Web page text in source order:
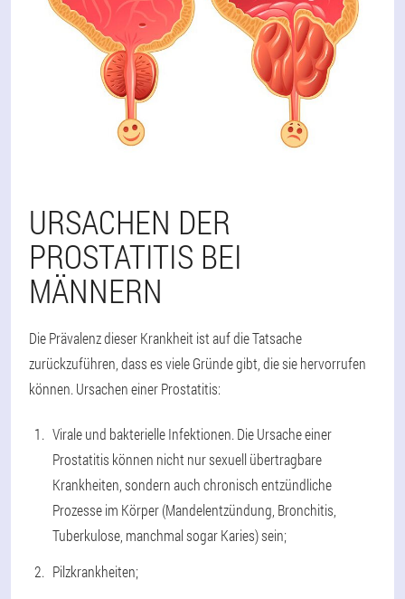
URSACHEN DER
PROSTATITIS BEI
MÄNNERN
Die Prävalenz dieser Krankheit ist auf die Tatsache
zurückzuführen, dass es viele Gründe gibt, die sie hervorrufen
können. Ursachen einer Prostatitis:
Virale und bakterielle Infektionen. Die Ursache einer
Prostatitis können nicht nur sexuell übertragbare
Krankheiten, sondern auch chronisch entzündliche
Prozesse im Körper (Mandelentzündung, Bronchitis,
Tuberkulose, manchmal sogar Karies) sein;
Pilzkrankheiten;